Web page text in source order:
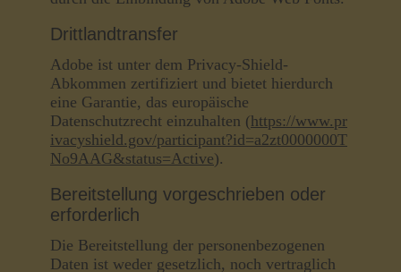
Drittlandtransfer
Adobe ist unter dem Privacy-Shield-
Abkommen zertifiziert und bietet hierdurch
eine Garantie, das europäische
Datenschutzrecht einzuhalten (https://www.pr
ivacyshield.gov/participant?id=a2zt0000000T
No9AAG&status=Active).
Bereitstellung vorgeschrieben oder
erforderlich
Die Bereitstellung der personenbezogenen
Daten ist weder gesetzlich, noch vertraglich